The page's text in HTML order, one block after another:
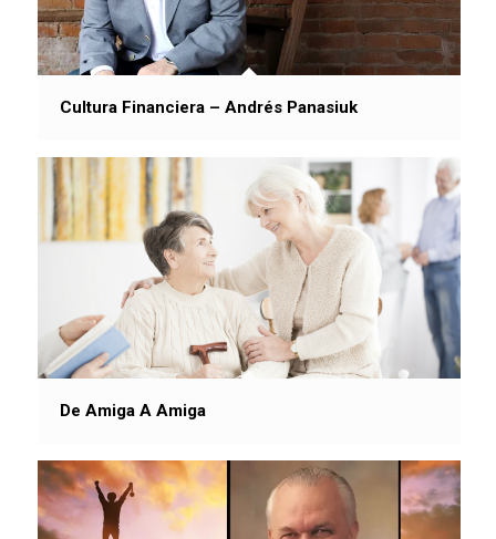
Cultura Financiera – Andrés Panasiuk
De Amiga A Amiga